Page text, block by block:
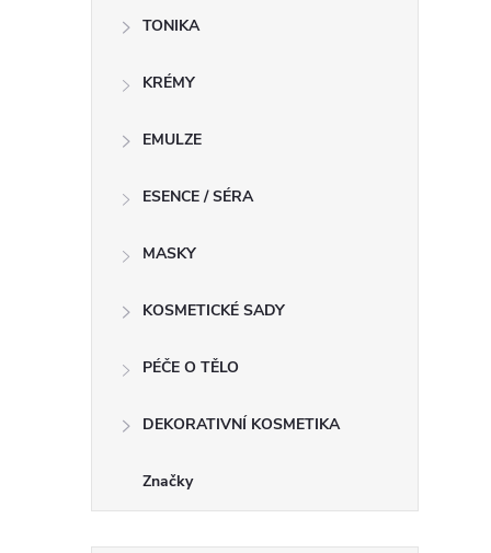
TONIKA
KRÉMY
EMULZE
ESENCE / SÉRA
MASKY
KOSMETICKÉ SADY
PÉČE O TĚLO
DEKORATIVNÍ KOSMETIKA
Značky